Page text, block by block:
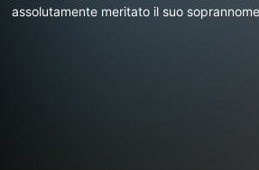
assolutamente meritato il suo soprannome